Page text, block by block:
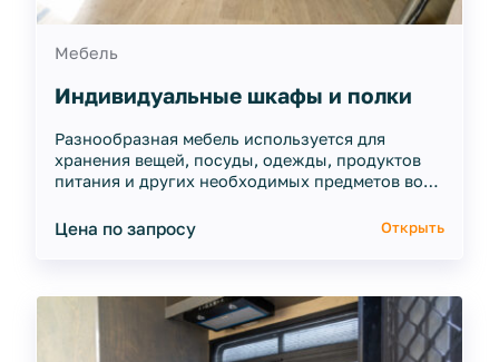
Мебель
Индивидуальные шкафы и полки
Разнообразная мебель используется для
хранения вещей, посуды, одежды, продуктов
питания и других необходимых предметов во
Цена по запросу Открыть